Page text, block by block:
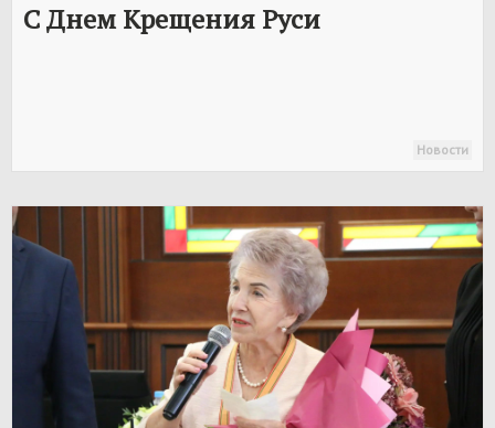
С Днем Крещения Руси
Новости